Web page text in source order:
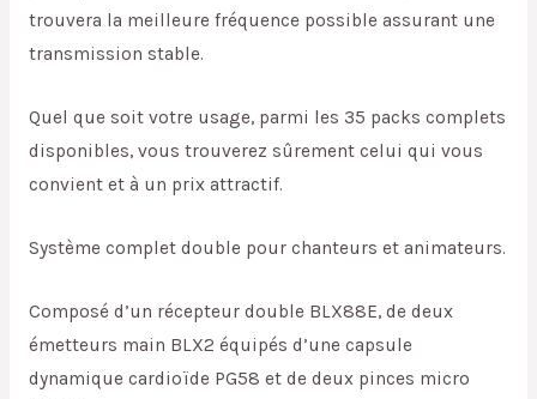
trouvera la meilleure fréquence possible assurant une
transmission stable.
Quel que soit votre usage, parmi les 35 packs complets
disponibles, vous trouverez sûrement celui qui vous
convient et à un prix attractif.
Système complet double pour chanteurs et animateurs.
Composé d’un récepteur double BLX88E, de deux
émetteurs main BLX2 équipés d’une capsule
dynamique cardioïde PG58 et de deux pinces micro